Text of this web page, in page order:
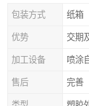
包装方式 纸箱
优势 交期
加工设备 喷涂
售后 完善